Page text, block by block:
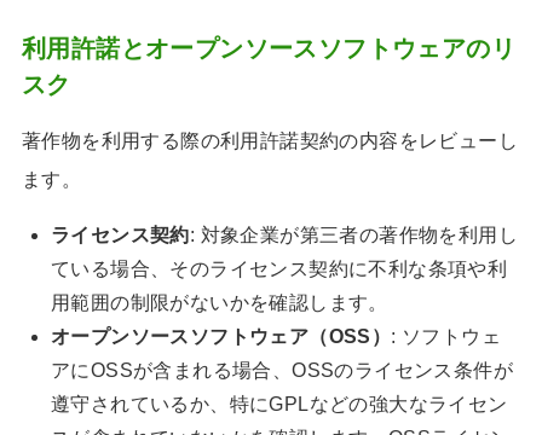
利用許諾とオープンソースソフトウェアのリ
スク
著作物を利用する際の利用許諾契約の内容をレビューし
ます。
ライセンス契約: 対象企業が第三者の著作物を利用し
ている場合、そのライセンス契約に不利な条項や利
用範囲の制限がないかを確認します。
オープンソースソフトウェア（OSS） : ソフトウェ
アにOSSが含まれる場合、OSSのライセンス条件が
遵守されているか、特にGPLなどの強大なライセン